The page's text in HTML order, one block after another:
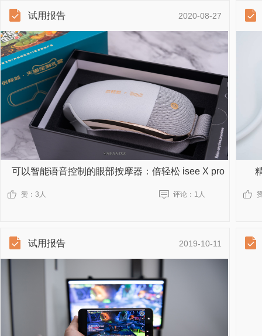
试用报告 2020-08-27
可以智能语音控制的眼部按摩器：倍轻松 isee X pro
赞： 3人 评论： 1人
试用报告 2019-10-11